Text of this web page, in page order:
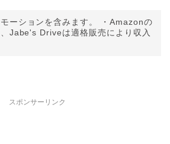
モーションを含みます。 ・Amazonの
Jabe's Driveは適格販売により収入
スポンサーリンク